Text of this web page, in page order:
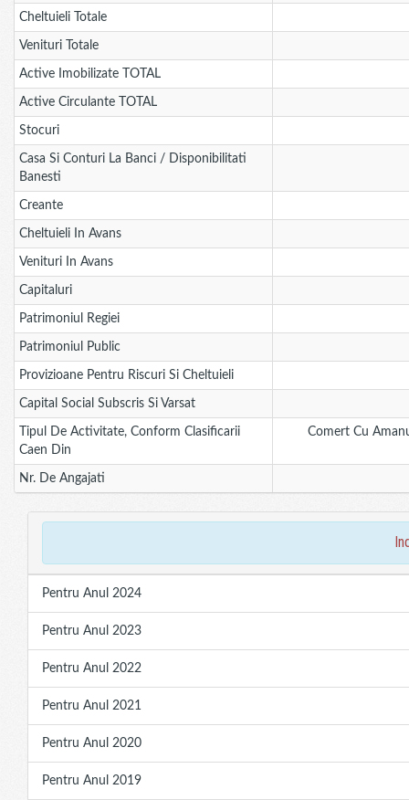
Cheltuieli Totale
Venituri Totale
Active Imobilizate TOTAL
Active Circulante TOTAL
Stocuri
Casa Si Conturi La Banci / Disponibilitati
Banesti
Creante
Cheltuieli In Avans
Venituri In Avans
Capitaluri
Patrimoniul Regiei
Patrimoniul Public
Provizioane Pentru Riscuri Si Cheltuieli
Capital Social Subscris Si Varsat
Tipul De Activitate, Conform Clasificarii
Caen Din
Comert Cu
Nr. De Angajati
Pentru Anul 2024
Pentru Anul 2023
Pentru Anul 2022
Pentru Anul 2021
Pentru Anul 2020
Pentru Anul 2019